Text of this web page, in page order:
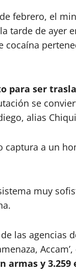
febrero, el
tarde de ayer
cocaína
para ser
se
alias
captura a un
muy
las agencias
armas y 3.259